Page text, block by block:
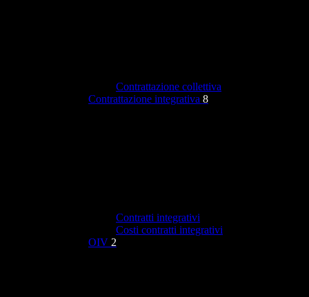
Contrattazione collettiva
Contrattazione integrativa 8
Contratti integrativi
Costi contratti integrativi
OIV 2